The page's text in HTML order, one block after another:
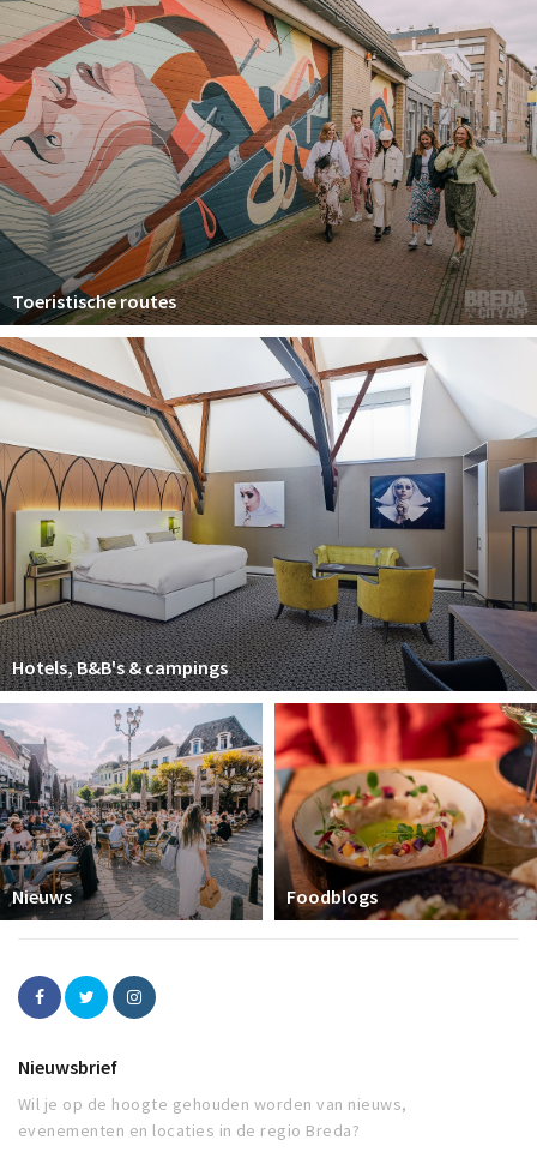
Toeristische routes
Hotels, B&B's & campings
Nieuws Foodblogs
Nieuwsbrief
Wil je op de hoogte gehouden worden van nieuws,
evenementen en locaties in de regio Breda?